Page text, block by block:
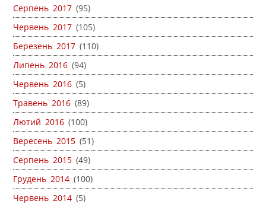
Серпень 2017 (95)
Червень 2017 (105)
Березень 2017 (110)
Липень 2016 (94)
Червень 2016 (5)
Травень 2016 (89)
Лютий 2016 (100)
Вересень 2015 (51)
Серпень 2015 (49)
Грудень 2014 (100)
Червень 2014 (5)